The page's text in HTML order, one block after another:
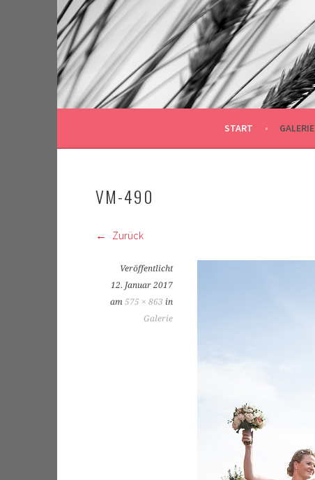
Springe
zum
Inhalt
START GALERIE
VM-490
Zurück
Veröffentlicht
12. Januar 2017
am 575 × 863 in
Galerie